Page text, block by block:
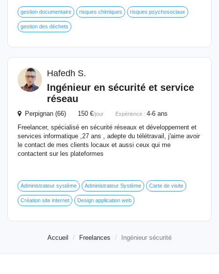
gestion documentaire risques chimiques risques psychosociaux
gestion des déchets
Hafedh S.
Ingénieur en sécurité et service
réseau
Perpignan (66) 150 €/jour Expérience : 4-6 ans
Freelancer, spécialisé en sécurité réseaux et développement et
services informatique ,27 ans , adepte du télétravail, j'aime avoir
le contact de mes clients locaux et aussi ceux qui me
contactent sur les plateformes
Administrateur système Administrateur Système Carte de visite
Création site internet Design application web
Accueil Freelances Ingénieur sécurité